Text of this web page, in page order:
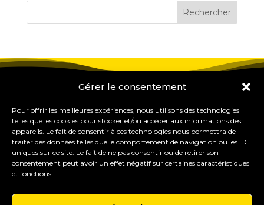
Gérer le consentement
Pour offrir les meilleures expériences, nous utilisons des technologies
telles que les cookies pour stocker et/ou accéder aux informations des
appareils. Le fait de consentir à ces technologies nous permettra de
traiter des données telles que le comportement de navigation ou les ID
uniques sur ce site. Le fait de ne pas consentir ou de retirer son
consentement peut avoir un effet négatif sur certaines caractéristiques
et fonctions.